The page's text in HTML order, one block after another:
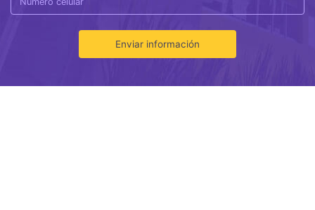
Enviar información